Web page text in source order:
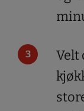
Velt